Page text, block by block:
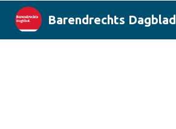
Barendrechts Dagblad